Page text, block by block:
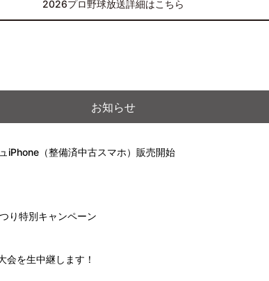
2026プロ野球放送詳細はこちら
お知らせ
iPhone（整備済中古スマホ）販売開始
り特別キャンペーン
会を生中継します！